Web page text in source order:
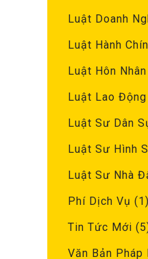
Luật Doanh
Luật Hành
Luật Hôn Nhân
Luật Lao Động
Luật Sư Dân
Luật Sư Hình
Luật Sư Nhà
Phí Dịch Vụ (1)
Tin Tức Mới
Văn Bản Pháp